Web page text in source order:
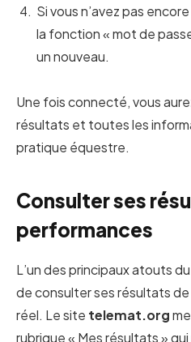
Si vous n’avez pas
la fonction « mot de
un nouveau.
Une fois connecté, vous
résultats et toutes les
pratique équestre.
Consulter ses
performances
L’un des principaux atouts du
de consulter ses résultats
réel. Le site telemat.org
rubrique « Mes résultats »